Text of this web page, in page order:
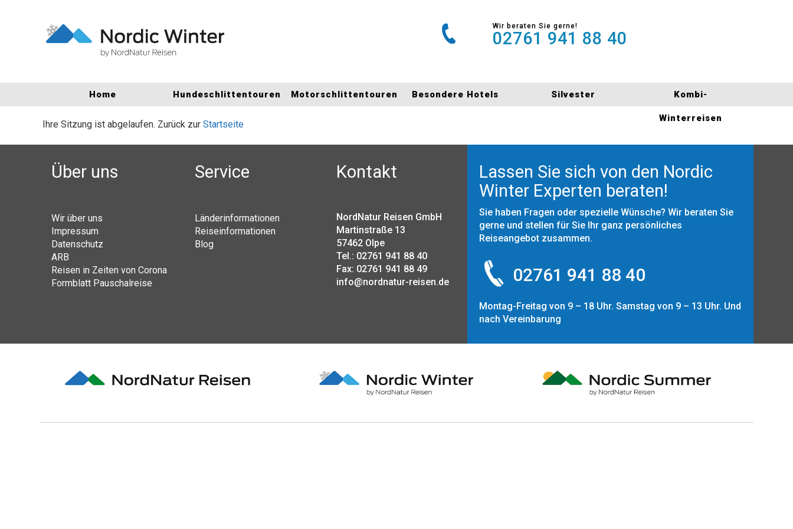
Wir beraten Sie gerne!
02761 941 88 40
Home Hundeschlittentouren Motorschlittentouren Besondere Hotels Silvester Kombi-
Winterreisen
Ihre Sitzung ist abgelaufen. Zurück zur Startseite
Über uns
Wir über uns
Impressum
Datenschutz
ARB
Reisen in Zeiten von Corona
Formblatt Pauschalreise
Service
Länderinformationen
Reiseinformationen
Blog
Kontakt
NordNatur Reisen GmbH
Martinstraße 13
57462 Olpe
Tel.: 02761 941 88 40
Fax: 02761 941 88 49
info@nordnatur-reisen.de
Lassen Sie sich von den Nordic
Winter Experten beraten!
Sie haben Fragen oder spezielle Wünsche? Wir beraten Sie
gerne und stellen für Sie Ihr ganz persönliches
Reiseangebot zusammen.
02761 941 88 40
Montag-Freitag von 9 – 18 Uhr. Samstag von 9 – 13 Uhr. Und
nach Vereinbarung